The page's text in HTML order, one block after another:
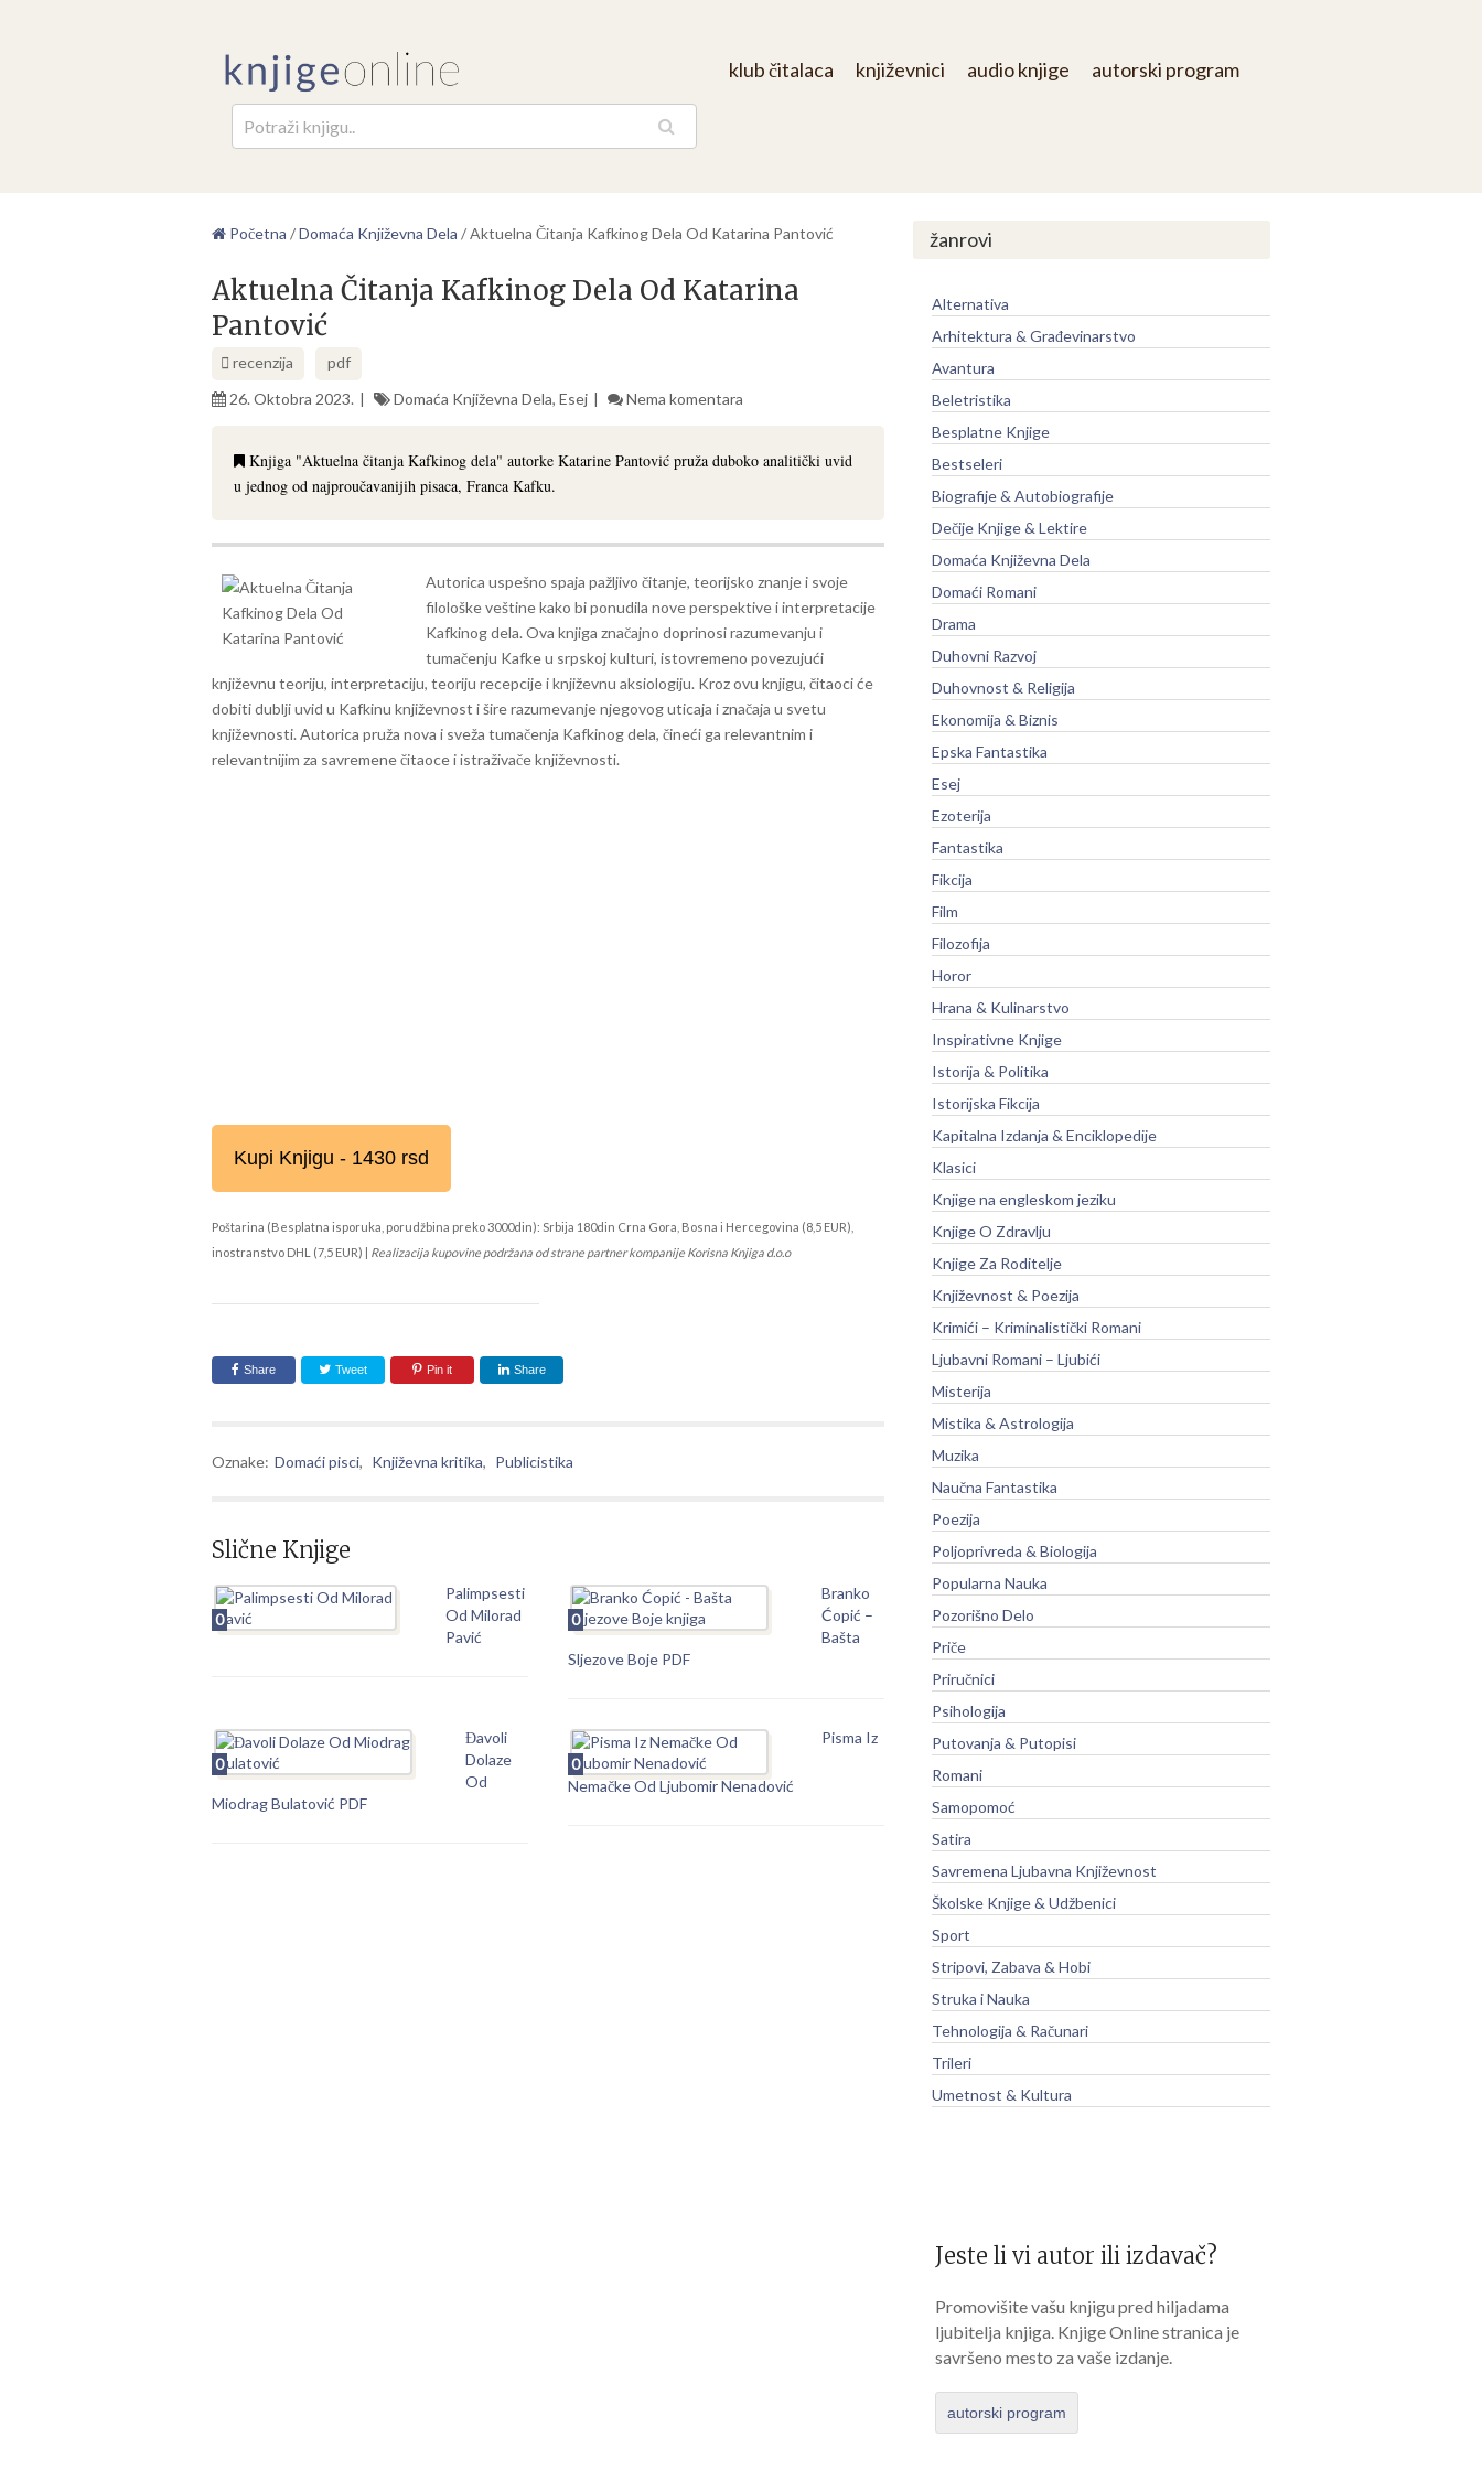
klub čitalaca književnici audio knjige autorski program
Početna /Domaća Književna Dela /Aktuelna Čitanja Kafkinog Dela Od Katarina Pantović
Aktuelna Čitanja Kafkinog Dela Od Katarina
Pantović
recenzija
pdf
26. Oktobra 2023.
Domaća Književna Dela, Esej Nema komentara
Knjiga "Aktuelna čitanja Kafkinog dela" autorke Katarine Pantović pruža duboko analitički uvid
u jednog od najproučavanijih pisaca, Franca Kafku.
Autorica uspešno spaja pažljivo čitanje, teorijsko znanje i svoje
filološke veštine kako bi ponudila nove perspektive i interpretacije
Kafkinog dela. Ova knjiga značajno doprinosi razumevanju i
tumačenju Kafke u srpskoj kulturi, istovremeno povezujući
književnu teoriju, interpretaciju, teoriju recepcije i književnu aksiologiju. Kroz ovu knjigu, čitaoci će
dobiti dublji uvid u Kafkinu književnost i šire razumevanje njegovog uticaja i značaja u svetu
književnosti. Autorica pruža nova i sveža tumačenja Kafkinog dela, čineći ga relevantnim i
relevantnijim za savremene čitaoce i istraživače književnosti.
Kupi Knjigu - 1430 rsd
Poštarina (Besplatna isporuka, porudžbina preko 3000din): Srbija 180din Crna Gora, Bosna i Hercegovina (8,5 EUR),
inostranstvo DHL (7,5 EUR) | Realizacija kupovine podržana od strane partner kompanije Korisna Knjiga d.o.o
Share Tweet Pin it Share
Oznake: Domaći pisci, Književna kritika, Publicistika
Slične Knjige
0
Palimpsesti
Od Milorad
Pavić
0
Branko
Ćopić –
Bašta
Sljezove Boje PDF
0
Đavoli
Dolaze
Od
Miodrag Bulatović PDF
0
Pisma Iz
Nemačke Od Ljubomir Nenadović
žanrovi
Alternativa
Arhitektura & Građevinarstvo
Avantura
Beletristika
Besplatne Knjige
Bestseleri
Biografije & Autobiografije
Dečije Knjige & Lektire
Domaća Književna Dela
Domaći Romani
Drama
Duhovni Razvoj
Duhovnost & Religija
Ekonomija & Biznis
Epska Fantastika
Esej
Ezoterija
Fantastika
Fikcija
Film
Filozofija
Horor
Hrana & Kulinarstvo
Inspirativne Knjige
Istorija & Politika
Istorijska Fikcija
Kapitalna Izdanja & Enciklopedije
Klasici
Knjige na engleskom jeziku
Knjige O Zdravlju
Knjige Za Roditelje
Književnost & Poezija
Krimići – Kriminalistički Romani
Ljubavni Romani – Ljubići
Misterija
Mistika & Astrologija
Muzika
Naučna Fantastika
Poezija
Poljoprivreda & Biologija
Popularna Nauka
Pozorišno Delo
Priče
Priručnici
Psihologija
Putovanja & Putopisi
Romani
Samopomoć
Satira
Savremena Ljubavna Književnost
Školske Knjige & Udžbenici
Sport
Stripovi, Zabava & Hobi
Struka i Nauka
Tehnologija & Računari
Trileri
Umetnost & Kultura
Jeste li vi autor ili izdavač?
Promovišite vašu knjigu pred hiljadama
ljubitelja knjiga. Knjige Online stranica je
savršeno mesto za vaše izdanje.
autorski program